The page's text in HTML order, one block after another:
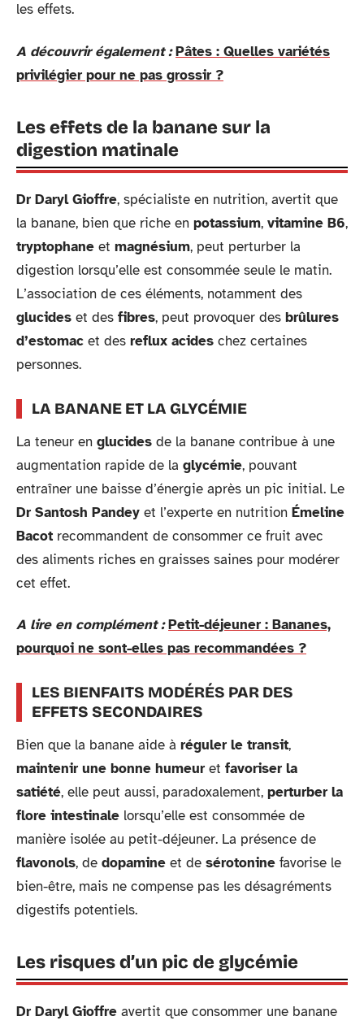
les effets.
A découvrir également : Pâtes : Quelles variétés
privilégier pour ne pas grossir ?
Les effets de la banane sur la
digestion matinale
Dr Daryl Gioffre, spécialiste en nutrition, avertit que
la banane, bien que riche en potassium, vitamine B6,
tryptophane et magnésium, peut perturber la
digestion lorsqu’elle est consommée seule le matin.
L’association de ces éléments, notamment des
glucides et des fibres, peut provoquer des brûlures
d’estomac et des reflux acides chez certaines
personnes.
LA BANANE ET LA GLYCÉMIE
La teneur en glucides de la banane contribue à une
augmentation rapide de la glycémie, pouvant
entraîner une baisse d’énergie après un pic initial. Le
Dr Santosh Pandey et l’experte en nutrition Émeline
Bacot recommandent de consommer ce fruit avec
des aliments riches en graisses saines pour modérer
cet effet.
A lire en complément : Petit-déjeuner : Bananes,
pourquoi ne sont-elles pas recommandées ?
LES BIENFAITS MODÉRÉS PAR DES
EFFETS SECONDAIRES
Bien que la banane aide à réguler le transit,
maintenir une bonne humeur et favoriser la
satiété, elle peut aussi, paradoxalement, perturber la
flore intestinale lorsqu’elle est consommée de
manière isolée au petit-déjeuner. La présence de
flavonols, de dopamine et de sérotonine favorise le
bien-être, mais ne compense pas les désagréments
digestifs potentiels.
Les risques d’un pic de glycémie
Dr Daryl Gioffre avertit que consommer une banane